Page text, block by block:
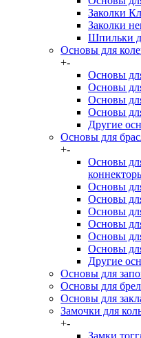
Заколки
Заколки
Шпильки
Основы для
+-
Основы
Основы
Основы
Основы
Другие
Основы для
+-
Основы
Основы
Основы
Основы
Основы
Основы
Основы
Другие
Основы для
Основы для
Основы для
Замочки для
+-
Замки